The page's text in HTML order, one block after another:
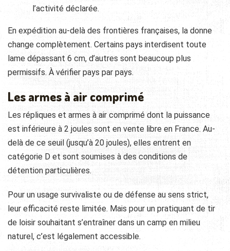
l’activité déclarée.
En expédition au-delà des frontières françaises, la donne
change complètement. Certains pays interdisent toute
lame dépassant 6 cm, d’autres sont beaucoup plus
permissifs. À vérifier pays par pays.
Les armes à air comprimé
Les répliques et armes à air comprimé dont la puissance
est inférieure à 2 joules sont en vente libre en France. Au-
delà de ce seuil (jusqu’à 20 joules), elles entrent en
catégorie D et sont soumises à des conditions de
détention particulières.
Pour un usage survivaliste ou de défense au sens strict,
leur efficacité reste limitée. Mais pour un pratiquant de tir
de loisir souhaitant s’entraîner dans un camp en milieu
naturel, c’est légalement accessible.